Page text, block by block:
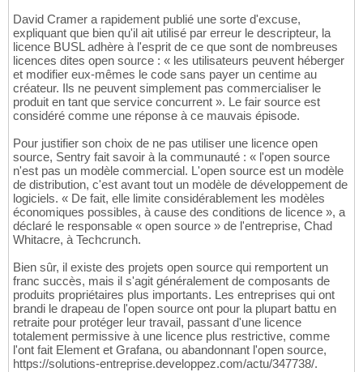
David Cramer a rapidement publié une sorte d'excuse,
expliquant que bien qu'il ait utilisé par erreur le descripteur, la
licence BUSL adhère à l'esprit de ce que sont de nombreuses
licences dites open source : « les utilisateurs peuvent héberger
et modifier eux-mêmes le code sans payer un centime au
créateur. Ils ne peuvent simplement pas commercialiser le
produit en tant que service concurrent ». Le fair source est
considéré comme une réponse à ce mauvais épisode.
Pour justifier son choix de ne pas utiliser une licence open
source, Sentry fait savoir à la communauté : « l'open source
n'est pas un modèle commercial. L'open source est un modèle
de distribution, c'est avant tout un modèle de développement de
logiciels. « De fait, elle limite considérablement les modèles
économiques possibles, à cause des conditions de licence », a
déclaré le responsable « open source » de l'entreprise, Chad
Whitacre, à Techcrunch.
Bien sûr, il existe des projets open source qui remportent un
franc succès, mais il s'agit généralement de composants de
produits propriétaires plus importants. Les entreprises qui ont
brandi le drapeau de l'open source ont pour la plupart battu en
retraite pour protéger leur travail, passant d'une licence
totalement permissive à une licence plus restrictive, comme
l'ont fait Element et Grafana, ou abandonnant l'open source,
https://solutions-entreprise.developpez.com/actu/347738/.